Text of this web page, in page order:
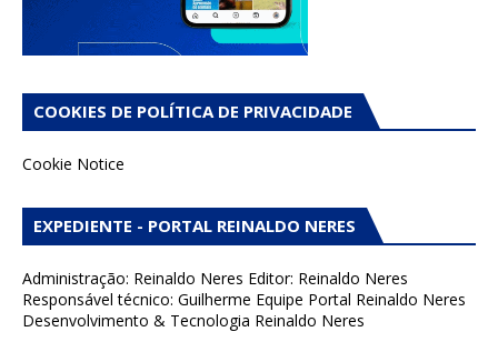
COOKIES DE POLÍTICA DE PRIVACIDADE
Cookie Notice
EXPEDIENTE - PORTAL REINALDO NERES
Administração: Reinaldo Neres Editor: Reinaldo Neres
Responsável técnico: Guilherme Equipe Portal Reinaldo Neres
Desenvolvimento & Tecnologia Reinaldo Neres